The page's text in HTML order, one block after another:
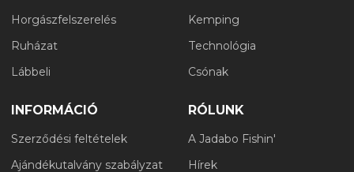
Horgászfelszerelés
Ruházat
Lábbeli
Kemping
Technológia
Csónak
INFORMÁCIÓ
Szerződési feltételek
Ajándékutalvány szabályzat
RÓLUNK
A Jadabo Fishin'
Hírek